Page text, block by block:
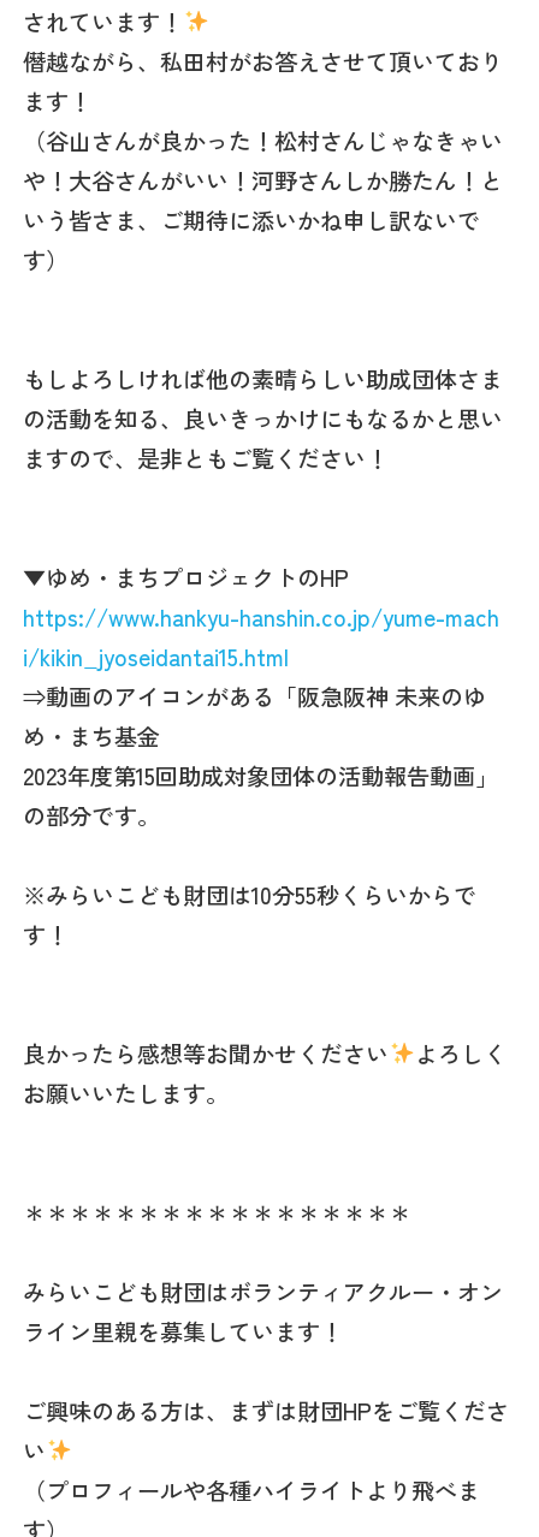
されています！
僭越ながら、私田村がお答えさせて頂いており
ます‍！
（谷山さんが良かった！松村さんじゃなきゃい
や！大谷さんがいい！河野さんしか勝たん！と
いう皆さま、ご期待に添いかね申し訳ないで
す）
もしよろしければ他の素晴らしい助成団体さま
の活動を知る、良いきっかけにもなるかと思い
ますので、是非ともご覧ください！
▼ゆめ・まちプロジェクトのHP
https://www.hankyu-hanshin.co.jp/yume-mach
i/kikin_jyoseidantai15.html
⇒動画のアイコンがある「阪急阪神 未来のゆ
め・まち基金
2023年度第15回助成対象団体の活動報告動画」
の部分です。
※みらいこども財団は10分55秒くらいからで
す！
良かったら感想等お聞かせください
よろしく
お願いいたします‍。
＊＊＊＊＊＊＊＊＊＊＊＊＊＊＊＊＊
みらいこども財団はボランティアクルー・オン
ライン里親を募集しています！
ご興味のある方は、まずは財団HPをご覧くださ
い
（プロフィールや各種ハイライトより飛べま
す）